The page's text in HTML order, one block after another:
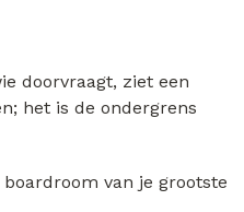
doorvraagt, ziet een
het is de ondergrens
van je grootste